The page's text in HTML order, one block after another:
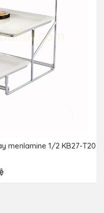
menlamine 1/2 KB27-T20